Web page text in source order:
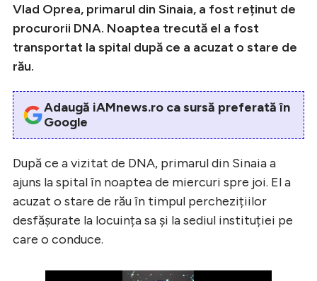
Vlad Oprea, primarul din Sinaia, a fost reținut de
procurorii DNA. Noaptea trecută el a fost
transportat la spital după ce a acuzat o stare de
rău.
Adaugă iAMnews.ro ca sursă preferată în
Google
După ce a vizitat de DNA, primarul din Sinaia a
ajuns la spital în noaptea de miercuri spre joi. El a
acuzat o stare de rău în timpul perchezițiilor
desfășurate la locuința sa și la sediul instituției pe
care o conduce.